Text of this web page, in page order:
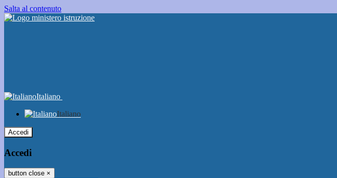
Salta al contenuto
Italiano
Italiano
Accedi
Accedi
button close ×